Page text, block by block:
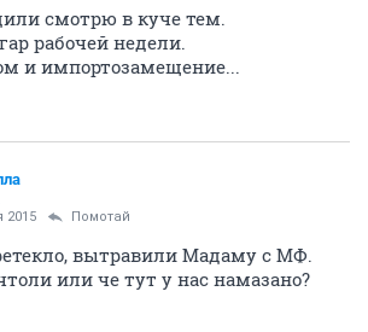
смотрю в куче тем.
рабочей недели.
и импортозамещение...
2015 Помотай
вытравили Мадаму с МФ.
или че тут у нас намазано?